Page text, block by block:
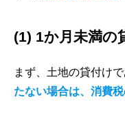
(1) 1か月未満の
まず、土地の貸付けで
たない場合は、消費